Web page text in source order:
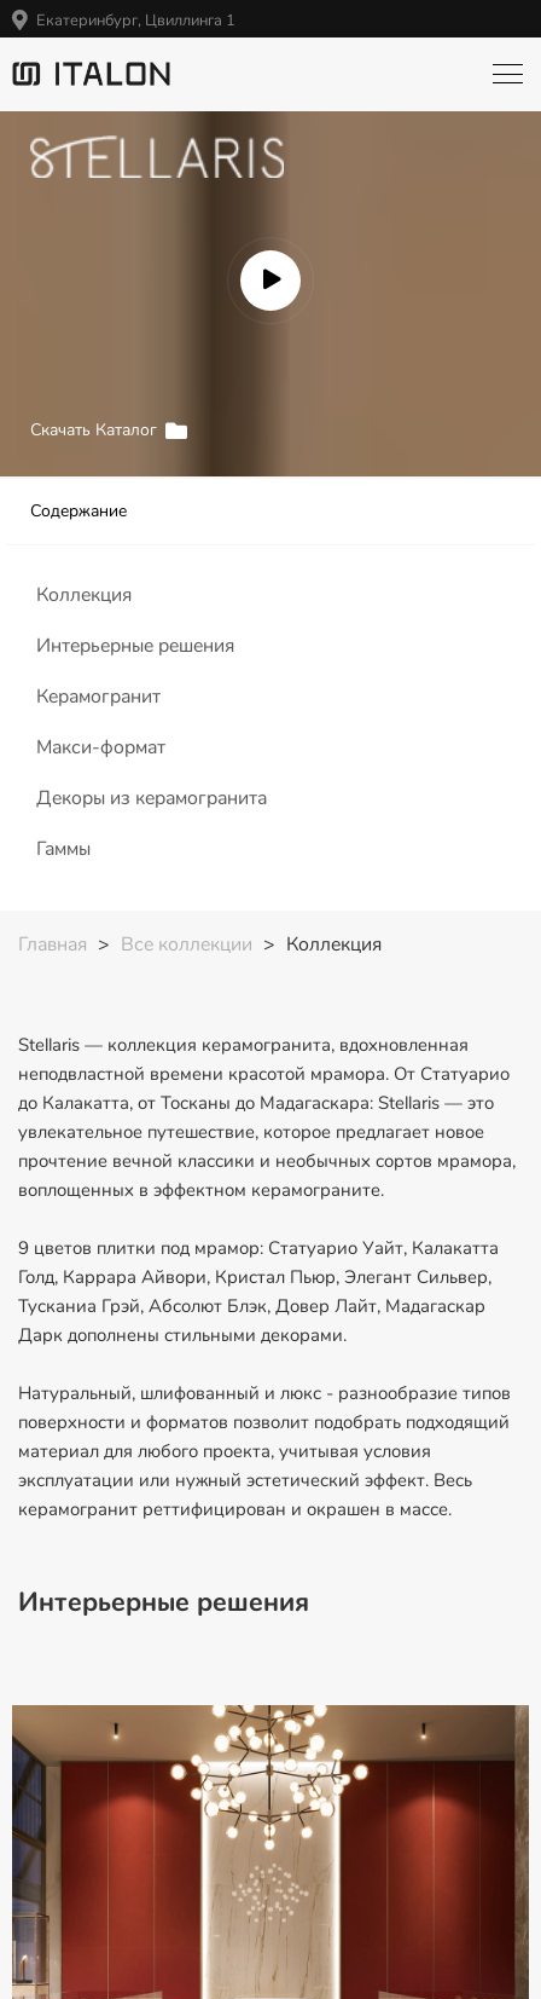
Екатеринбург, Цвиллинга 1
Скачать Каталог
Содержание
Коллекция
Интерьерные решения
Керамогранит
Макси-формат
Декоры из керамогранита
Гаммы
Главная > Все коллекции > Коллекция
Stellaris — коллекция керамогранита, вдохновленная
неподвластной времени красотой мрамора. От Статуарио
до Калакатта, от Тосканы до Мадагаскара: Stellaris — это
увлекательное путешествие, которое предлагает новое
прочтение вечной классики и необычных сортов мрамора,
воплощенных в эффектном керамограните.
9 цветов плитки под мрамор: Статуарио Уайт, Калакатта
Голд, Каррара Айвори, Кристал Пьюр, Элегант Сильвер,
Тусканиа Грэй, Абсолют Блэк, Довер Лайт, Мадагаскар
Дарк дополнены стильными декорами.
Натуральный, шлифованный и люкс - разнообразие типов
поверхности и форматов позволит подобрать подходящий
материал для любого проекта, учитывая условия
эксплуатации или нужный эстетический эффект. Весь
керамогранит реттифицирован и окрашен в массе.
Интерьерные решения